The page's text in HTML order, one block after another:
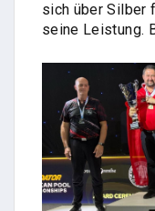
sich über Silber
seine Leistung.